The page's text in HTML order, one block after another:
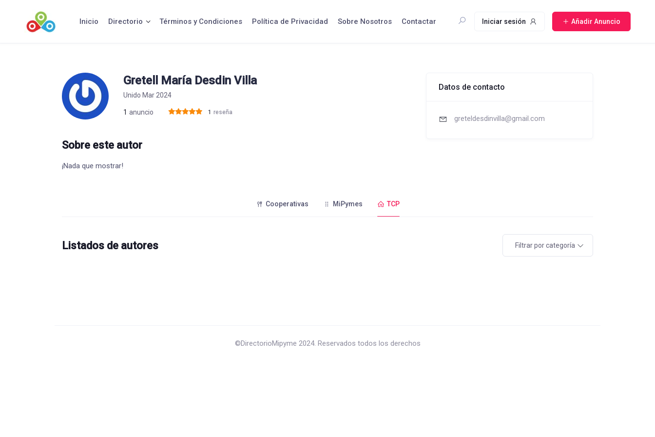
contenido
Inicio Directorio Términos y Condiciones Política de Privacidad Sobre Nosotros Contactar Iniciar sesión Añadir Anuncio
Gretell María Desdin Villa
Unido Mar 2024
1 anuncio 1 reseña
Sobre este autor
¡Nada que mostrar!
Datos de contacto
greteldesdinvilla@gmail.com
Cooperativas MiPymes TCP
Listados de autores Filtrar por categoría
©DirectorioMipyme 2024. Reservados todos los derechos